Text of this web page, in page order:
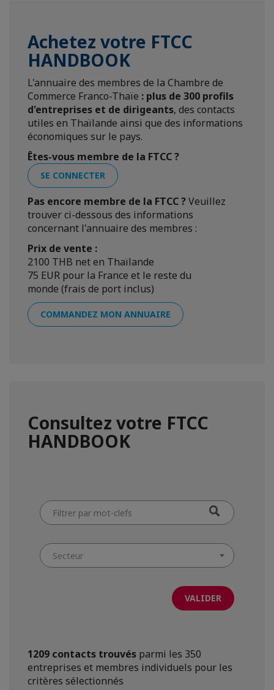
Achetez votre FTCC
HANDBOOK
L'annuaire des membres de la Chambre de
Commerce Franco-Thaïe : plus de 300 profils
d'entreprises et de dirigeants, des contacts
utiles en Thaïlande ainsi que des informations
économiques sur le pays.
Êtes-vous membre de la FTCC ?
SE CONNECTER
Pas encore membre de la FTCC ?Veuillez
trouver ci-dessous des informations
concernant l'annuaire des membres :
Prix de vente :
2100 THB net en Thaïlande
75 EUR pour la France et le reste du
monde (frais de port inclus)
COMMANDEZ MON ANNUAIRE
Consultez votre FTCC
HANDBOOK
Filtrer
par
mot-
Secteur
1209 contacts trouvés parmi les 350
entreprises et membres individuels pour les
critères sélectionnés